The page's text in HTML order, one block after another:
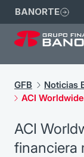
BANORTE
GFB
Noticias
ACI
ACI
financiera